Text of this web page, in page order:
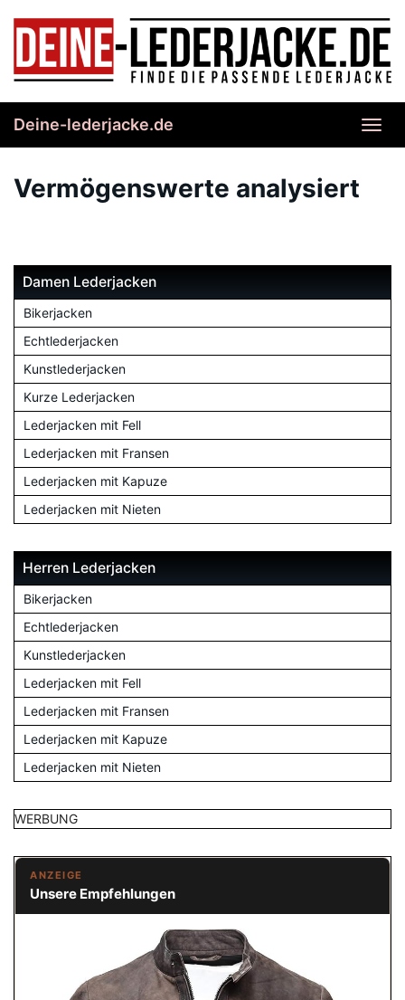
content
Deine-lederjacke.de
Vermögenswerte analysiert
Damen Lederjacken
Bikerjacken
Echtlederjacken
Kunstlederjacken
Kurze Lederjacken
Lederjacken mit Fell
Lederjacken mit Fransen
Lederjacken mit Kapuze
Lederjacken mit Nieten
Herren Lederjacken
Bikerjacken
Echtlederjacken
Kunstlederjacken
Lederjacken mit Fell
Lederjacken mit Fransen
Lederjacken mit Kapuze
Lederjacken mit Nieten
WERBUNG
ANZEIGE
Unsere Empfehlungen